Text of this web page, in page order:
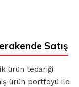
Satış
ürün tedariği
ürün portföyü ile